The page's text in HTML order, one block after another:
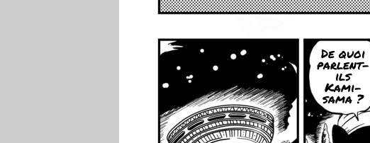
De quoi
parlent-
ils
Kami-
sama ?